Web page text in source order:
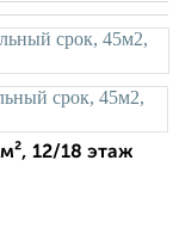
12/18 этаж